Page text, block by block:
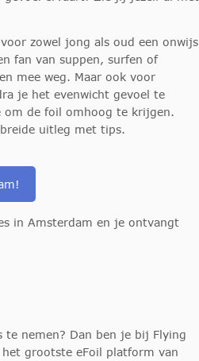
zowel jong als oud een onwijs
fan van suppen, surfen of
mee weg. Maar ook voor
je het evenwicht gevoel te
om de foil omhoog te krijgen.
uitleg met tips.
in Amsterdam en je ontvangt
te nemen? Dan ben je bij Flying
het grootste eFoil platform van